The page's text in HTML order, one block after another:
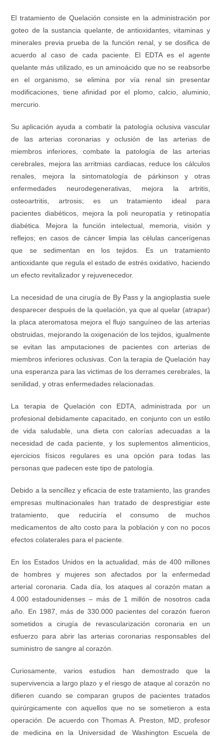
El tratamiento de Quelación consiste en la administración por
goteo de la sustancia quelante, de antioxidantes, vitaminas y
minerales previa prueba de la función renal, y se dosifica de
acuerdo al caso de cada paciente. El EDTA es el agente
quelante más utilizado, es un aminoácido que no se reabsorbe
en el organismo, se elimina por vía renal sin presentar
modificaciones, tiene afinidad por el plomo, calcio, aluminio,
mercurio.
Su aplicación ayuda a combatir la patología oclusiva vascular
de las arterias coronarias y oclusión de las arterias de
miembros inferiores, combate la patología de las arterias
cerebrales, mejora las arritmias cardiacas, reduce los cálculos
renales, mejora la sintomatología de párkinson y otras
enfermedades neurodegenerativas, mejora la artritis,
osteoartritis, artrosis; es un tratamiento ideal para
pacientes diabéticos, mejora la poli neuropatía y retinopatía
diabética. Mejora la función intelectual, memoria, visión y
reflejos; en casos de cáncer limpia las células cancerígenas
que se sedimentan en los tejidos. Es un tratamiento
antioxidante que regula el estado de estrés oxidativo, haciendo
un efecto revitalizador y rejuvenecedor.
La necesidad de una cirugía de By Pass y la angioplastia suele
desparecer después de la quelación, ya que al quelar (atrapar)
la placa ateromatosa mejora el flujo sanguíneo de las arterias
obstruidas, mejorando la oxigenación de los tejidos, igualmente
se evitan las amputaciones de pacientes con arterias de
miembros inferiores oclusivas. Con la terapia de Quelación hay
una esperanza para las victimas de los derrames cerebrales, la
senilidad, y otras enfermedades relacionadas.
La terapia de Quelación con EDTA, administrada por un
profesional debidamente capacitado, en conjunto con un estilo
de vida saludable, una dieta con calorías adecuadas a la
necesidad de cada paciente, y los suplementos alimenticios,
ejercicios físicos regulares es una opción para todas las
personas que padecen este tipo de patología.
Debido a la sencillez y eficacia de este tratamiento, las grandes
empresas multinacionales han tratado de desprestigiar este
tratamiento, que reduciría el consumo de muchos
medicamentos de alto costo para la población y con no pocos
efectos colaterales para el paciente.
En los Estados Unidos en la actualidad, más de 400 millones
de hombres y mujeres son afectados por la enfermedad
arterial coronaria. Cada día, los ataques al corazón matan a
4.000 estadounidenses – más de 1 millón de nosotros cada
año. En 1987, más de 330.000 pacientes del corazón fueron
sometidos a cirugía de revascularización coronaria en un
esfuerzo para abrir las arterias coronarias responsables del
suministro de sangre al corazón.
Curiosamente, varios estudios han demostrado que la
supervivencia a largo plazo y el riesgo de ataque al corazón no
difieren cuando se comparan grupos de pacientes tratados
quirúrgicamente con aquellos que no se sometieron a esta
operación. De acuerdo con Thomas A. Preston, MD, profesor
de medicina en la Universidad de Washington Escuela de